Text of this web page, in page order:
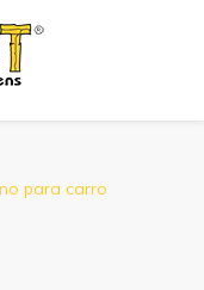
para carro